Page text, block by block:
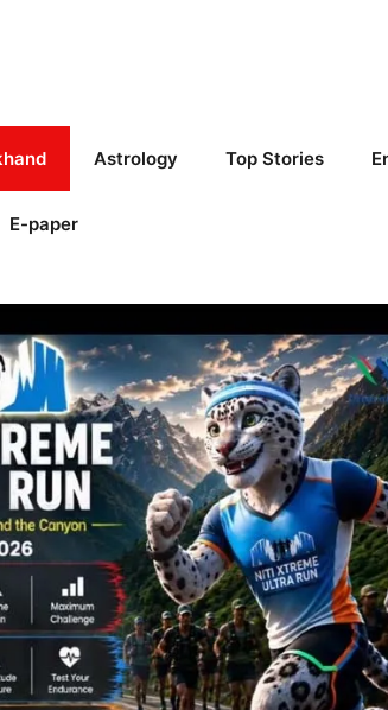
Astrology Top Stories
E-paper